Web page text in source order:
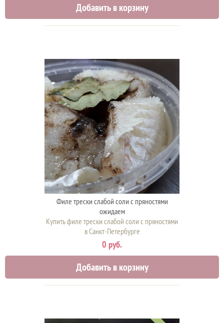
Добавить в корзину
Филе трески слабой соли с пряностями
ожидаем
Купить филе трески слабой соли с пряностями
в Санкт-Петербурге
0 руб.
Добавить в корзину